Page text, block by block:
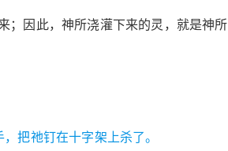
；因此，神所浇灌下来的灵，就是神所
把祂钉在十字架上杀了。